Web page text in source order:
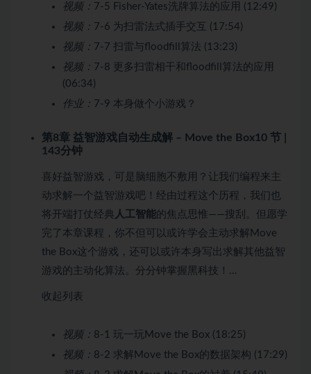
视频： 7-5 Fisher-Yates洗牌算法的应用 (12:49)
视频： 7-6 为扫雷法式插手交互 (17:54)
视频： 7-7 扫雷与floodfill算法 (13:23)
视频： 7-8 更多扫雷相干和floodfill算法的应用
(06:34)
作业： 7-9 本身做个小游戏？
第8章 益智游戏自动生成解 – Move the Box10 节 |
143分钟
喜好益智游戏，可是脑细胞不敷用？让我们编程来主
动求解一个益智游戏吧！经由过程这个历程，我们也
将开端打仗经典 人工智能的焦点思惟——搜刮。但愿学
完了本章课程，你不但可以或许学会主动求解Move
the Box这个游戏，还可以或许本身写出求解其他益智
游戏的主动化算法。分分钟掌握黑科技！…
收起列表
视频： 8-1 玩一玩Move the Box (18:25)
视频： 8-2 求解Move the Box的数据架构 (17:29)